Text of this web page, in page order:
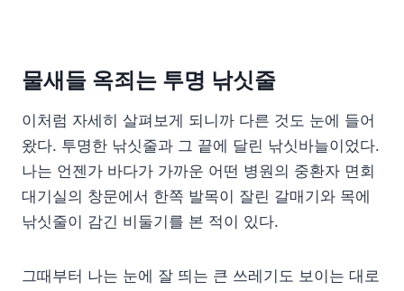
물새들 옥죄는 투명 낚싯줄
이처럼 자세히 살펴보게 되니까 다른 것도 눈에 들어
왔다. 투명한 낚싯줄과 그 끝에 달린 낚싯바늘이었다.
나는 언젠가 바다가 가까운 어떤 병원의 중환자 면회
대기실의 창문에서 한쪽 발목이 잘린 갈매기와 목에
낚싯줄이 감긴 비둘기를 본 적이 있다.
그때부터 나는 눈에 잘 띄는 큰 쓰레기도 보이는 대로